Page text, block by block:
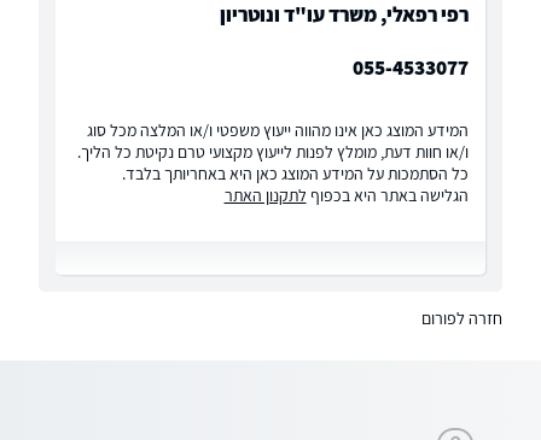
רפי רפאלי, משרד עו"ד ונוטריון
055-4533077
המידע המוצג כאן אינו מהווה ייעוץ משפטי ו/או המלצה מכל סוג
ו/או חוות דעת, מומלץ לפנות לייעוץ מקצועי טרם נקיטת כל הליך.
כל הסתמכות על המידע המוצג כאן היא באחריותך בלבד.
הגלישה באתר היא בכפוף לתקנון האתר
חזרה לפורום